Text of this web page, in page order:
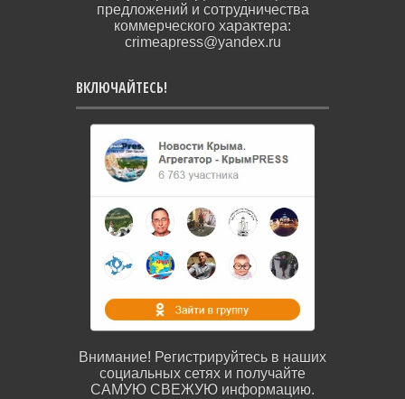
предложений и сотрудничества
коммерческого характера:
crimeapress@yandex.ru
ВКЛЮЧАЙТЕСЬ!
Внимание! Регистрируйтесь в наших
социальных сетях и получайте
САМУЮ СВЕЖУЮ информацию.